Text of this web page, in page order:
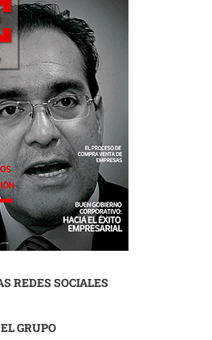
REDES SOCIALES
GRUPO